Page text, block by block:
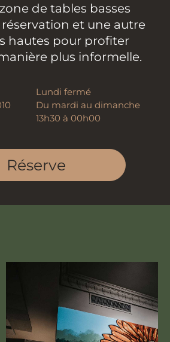
de tables basses
et une autre
hautes pour profiter
plus informelle.
Lundi fermé
Du mardi au dimanche
13h30 à 00h00
Réserve